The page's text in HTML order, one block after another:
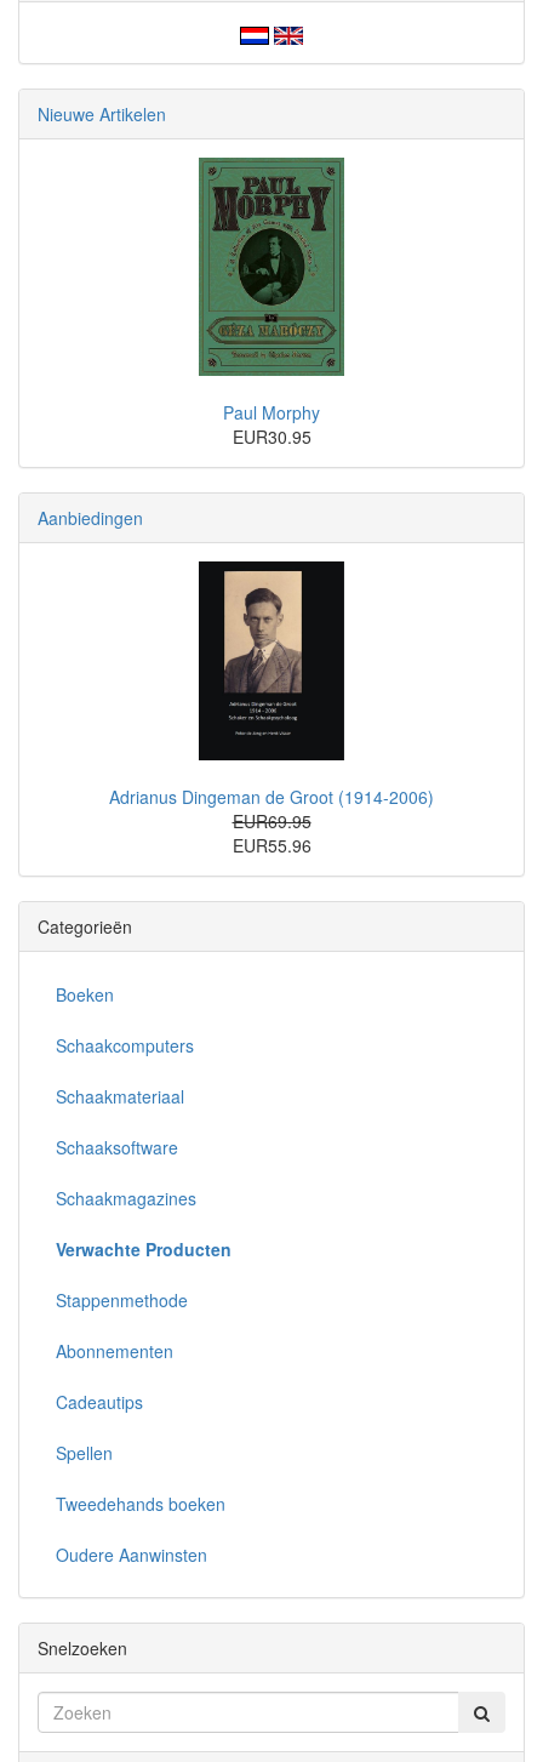
Nieuwe Artikelen
Paul Morphy
EUR30.95
Aanbiedingen
Adrianus Dingeman de Groot (1914-2006)
EUR69.95
EUR55.96
Categorieën
Boeken
Schaakcomputers
Schaakmateriaal
Schaaksoftware
Schaakmagazines
Verwachte Producten
Stappenmethode
Abonnementen
Cadeautips
Spellen
Tweedehands boeken
Oudere Aanwinsten
Snelzoeken